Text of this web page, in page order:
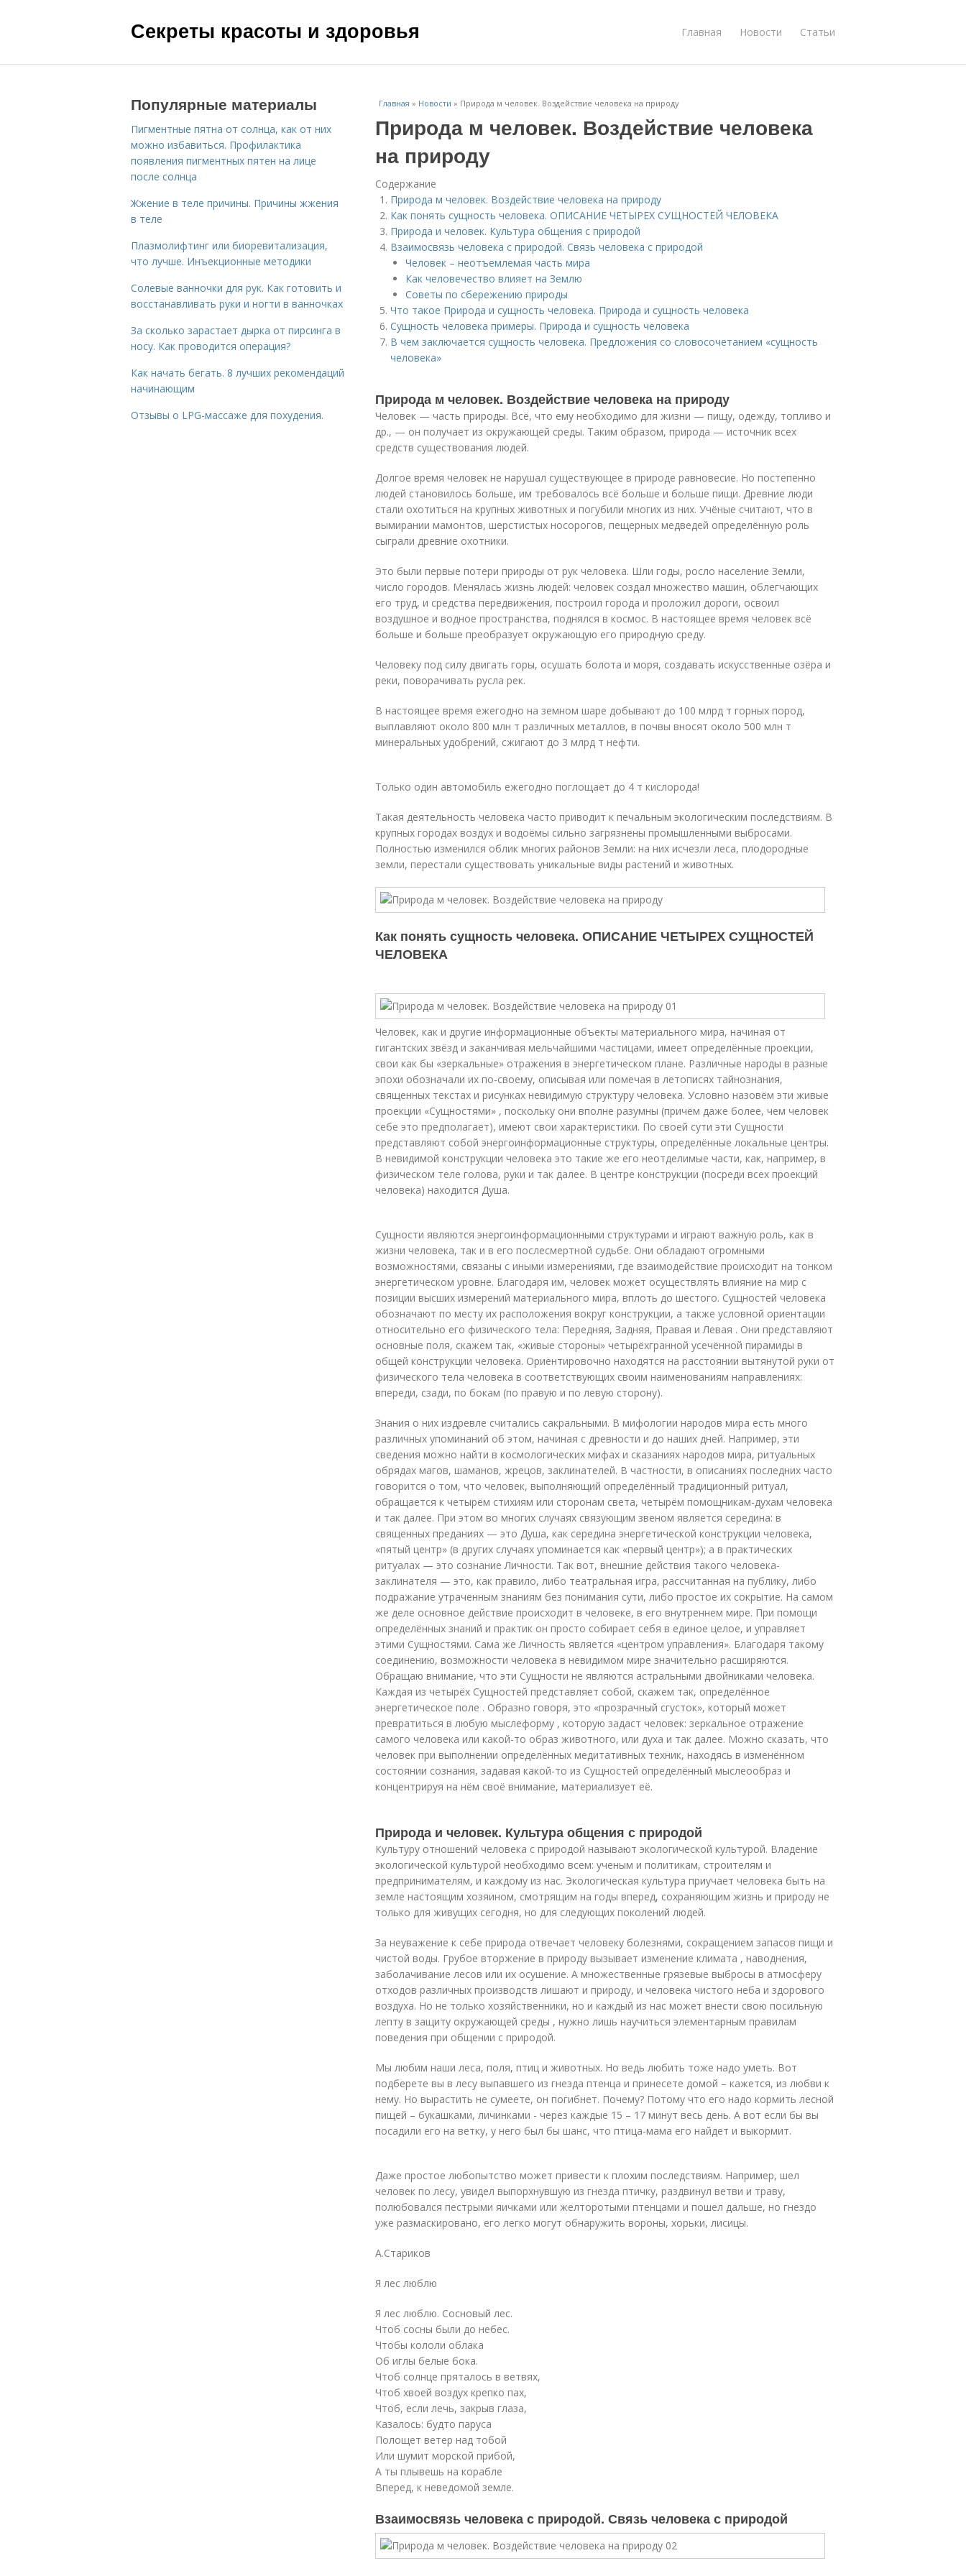
Секреты красоты и здоровья Главная Новости Статьи
Главная » Новости » Природа м человек. Воздействие человека на природу
Природа м человек. Воздействие человека
на природу
Содержание
Природа м человек. Воздействие человека на природу
Как понять сущность человека. ОПИСАНИЕ ЧЕТЫРЕХ СУЩНОСТЕЙ ЧЕЛОВЕКА
Природа и человек. Культура общения с природой
Взаимосвязь человека с природой. Связь человека с природой
Человек – неотъемлемая часть мира
Как человечество влияет на Землю
Советы по сбережению природы
Что такое Природа и сущность человека. Природа и сущность человека
Сущность человека примеры. Природа и сущность человека
В чем заключается сущность человека. Предложения со словосочетанием «сущность
человека»
Природа м человек. Воздействие человека на природу
Человек — часть природы. Всё, что ему необходимо для жизни — пищу, одежду, топливо и
др., — он получает из окружающей среды. Таким образом, природа — источник всех
средств существования людей.
Долгое время человек не нарушал существующее в природе равновесие. Но постепенно
людей становилось больше, им требовалось всё больше и больше пищи. Древние люди
стали охотиться на крупных животных и погубили многих из них. Учёные считают, что в
вымирании мамонтов, шерстистых носорогов, пещерных медведей определённую роль
сыграли древние охотники.
Это были первые потери природы от рук человека. Шли годы, росло население Земли,
число городов. Менялась жизнь людей: человек создал множество машин, облегчающих
его труд, и средства передвижения, построил города и проложил дороги, освоил
воздушное и водное пространства, поднялся в космос. В настоящее время человек всё
больше и больше преобразует окружающую его природную среду.
Человеку под силу двигать горы, осушать болота и моря, создавать искусственные озёра и
реки, поворачивать русла рек.
В настоящее время ежегодно на земном шаре добывают до 100 млрд т горных пород,
выплавляют около 800 млн т различных металлов, в почвы вносят около 500 млн т
минеральных удобрений, сжигают до 3 млрд т нефти.
Только один автомобиль ежегодно поглощает до 4 т кислорода!
Такая деятельность человека часто приводит к печальным экологическим последствиям. В
крупных городах воздух и водоёмы сильно загрязнены промышленными выбросами.
Полностью изменился облик многих районов Земли: на них исчезли леса, плодородные
земли, перестали существовать уникальные виды растений и животных.
Как понять сущность человека. ОПИСАНИЕ ЧЕТЫРЕХ СУЩНОСТЕЙ
ЧЕЛОВЕКА
Человек, как и другие информационные объекты материального мира, начиная от
гигантских звёзд и заканчивая мельчайшими частицами, имеет определённые проекции,
свои как бы «зеркальные» отражения в энергетическом плане. Различные народы в разные
эпохи обозначали их по-своему, описывая или помечая в летописях тайнознания,
священных текстах и рисунках невидимую структуру человека. Условно назовём эти живые
проекции «Сущностями» , поскольку они вполне разумны (причём даже более, чем человек
себе это предполагает), имеют свои характеристики. По своей сути эти Сущности
представляют собой энергоинформационные структуры, определённые локальные центры.
В невидимой конструкции человека это такие же его неотделимые части, как, например, в
физическом теле голова, руки и так далее. В центре конструкции (посреди всех проекций
человека) находится Душа.
Сущности являются энергоинформационными структурами и играют важную роль, как в
жизни человека, так и в его послесмертной судьбе. Они обладают огромными
возможностями, связаны с иными измерениями, где взаимодействие происходит на тонком
энергетическом уровне. Благодаря им, человек может осуществлять влияние на мир с
позиции высших измерений материального мира, вплоть до шестого. Сущностей человека
обозначают по месту их расположения вокруг конструкции, а также условной ориентации
относительно его физического тела: Передняя, Задняя, Правая и Левая . Они представляют
основные поля, скажем так, «живые стороны» четырёхгранной усечённой пирамиды в
общей конструкции человека. Ориентировочно находятся на расстоянии вытянутой руки от
физического тела человека в соответствующих своим наименованиям направлениях:
впереди, сзади, по бокам (по правую и по левую сторону).
Знания о них издревле считались сакральными. В мифологии народов мира есть много
различных упоминаний об этом, начиная с древности и до наших дней. Например, эти
сведения можно найти в космологических мифах и сказаниях народов мира, ритуальных
обрядах магов, шаманов, жрецов, заклинателей. В частности, в описаниях последних часто
говорится о том, что человек, выполняющий определённый традиционный ритуал,
обращается к четырём стихиям или сторонам света, четырём помощникам-духам человека
и так далее. При этом во многих случаях связующим звеном является середина: в
священных преданиях — это Душа, как середина энергетической конструкции человека,
«пятый центр» (в других случаях упоминается как «первый центр»); а в практических
ритуалах — это сознание Личности. Так вот, внешние действия такого человека-
заклинателя — это, как правило, либо театральная игра, рассчитанная на публику, либо
подражание утраченным знаниям без понимания сути, либо простое их сокрытие. На самом
же деле основное действие происходит в человеке, в его внутреннем мире. При помощи
определённых знаний и практик он просто собирает себя в единое целое, и управляет
этими Сущностями. Сама же Личность является «центром управления». Благодаря такому
соединению, возможности человека в невидимом мире значительно расширяются.
Обращаю внимание, что эти Сущности не являются астральными двойниками человека.
Каждая из четырёх Сущностей представляет собой, скажем так, определённое
энергетическое поле . Образно говоря, это «прозрачный сгусток», который может
превратиться в любую мыслеформу , которую задаст человек: зеркальное отражение
самого человека или какой-то образ животного, или духа и так далее. Можно сказать, что
человек при выполнении определённых медитативных техник, находясь в изменённом
состоянии сознания, задавая какой-то из Сущностей определённый мыслеообраз и
концентрируя на нём своё внимание, материализует её.
Природа и человек. Культура общения с природой
Культуру отношений человека с природой называют экологической культурой. Владение
экологической культурой необходимо всем: ученым и политикам, строителям и
предпринимателям, и каждому из нас. Экологическая культура приучает человека быть на
земле настоящим хозяином, смотрящим на годы вперед, сохраняющим жизнь и природу не
только для живущих сегодня, но для следующих поколений людей.
За неуважение к себе природа отвечает человеку болезнями, сокращением запасов пищи и
чистой воды. Грубое вторжение в природу вызывает изменение климата , наводнения,
заболачивание лесов или их осушение. А множественные грязевые выбросы в атмосферу
отходов различных производств лишают и природу, и человека чистого неба и здорового
воздуха. Но не только хозяйственники, но и каждый из нас может внести свою посильную
лепту в защиту окружающей среды , нужно лишь научиться элементарным правилам
поведения при общении с природой.
Мы любим наши леса, поля, птиц и животных. Но ведь любить тоже надо уметь. Вот
подберете вы в лесу выпавшего из гнезда птенца и принесете домой – кажется, из любви к
нему. Но вырастить не сумеете, он погибнет. Почему? Потому что его надо кормить лесной
пищей – букашками, личинками - через каждые 15 – 17 минут весь день. А вот если бы вы
посадили его на ветку, у него был бы шанс, что птица-мама его найдет и выкормит.
Даже простое любопытство может привести к плохим последствиям. Например, шел
человек по лесу, увидел выпорхнувшую из гнезда птичку, раздвинул ветви и траву,
полюбовался пестрыми яичками или желторотыми птенцами и пошел дальше, но гнездо
уже размаскировано, его легко могут обнаружить вороны, хорьки, лисицы.
А.Стариков
Я лес люблю
Я лес люблю. Сосновый лес.
Чтоб сосны были до небес.
Чтобы кололи облака
Об иглы белые бока.
Чтоб солнце пряталось в ветвях,
Чтоб хвоей воздух крепко пах,
Чтоб, если лечь, закрыв глаза,
Казалось: будто паруса
Полощет ветер над тобой
Или шумит морской прибой,
А ты плывешь на корабле
Вперед, к неведомой земле.
Взаимосвязь человека с природой. Связь человека с природой
Популярные материалы
Пигментные пятна от солнца, как от них
можно избавиться. Профилактика
появления пигментных пятен на лице
после солнца
Жжение в теле причины. Причины жжения
в теле
Плазмолифтинг или биоревитализация,
что лучше. Инъекционные методики
Солевые ванночки для рук. Как готовить и
восстанавливать руки и ногти в ванночках
За сколько зарастает дырка от пирсинга в
носу. Как проводится операция?
Как начать бегать. 8 лучших рекомендаций
начинающим
Отзывы о LPG-массаже для похудения.